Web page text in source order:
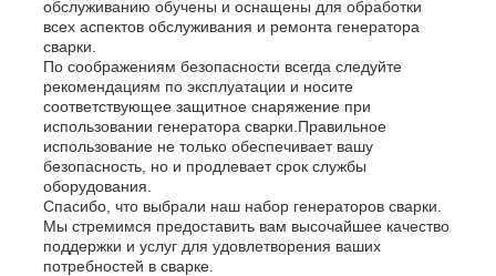
обслуживанию обучены и оснащены для обработки
всех аспектов обслуживания и ремонта генератора
сварки.
По соображениям безопасности всегда следуйте
рекомендациям по эксплуатации и носите
соответствующее защитное снаряжение при
использовании генератора сварки.Правильное
использование не только обеспечивает вашу
безопасность, но и продлевает срок службы
оборудования.
Спасибо, что выбрали наш набор генераторов сварки.
Мы стремимся предоставить вам высочайшее качество
поддержки и услуг для удовлетворения ваших
потребностей в сварке.